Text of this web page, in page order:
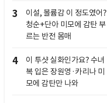
3
이설, 볼륨감 이 정도였어?
청순+단아 미모에 감탄 부
르는 반전 몸매
4
이 투샷 실화인가요? 수녀
복 입은 장원영·카리나 미
모에 감탄만 나와